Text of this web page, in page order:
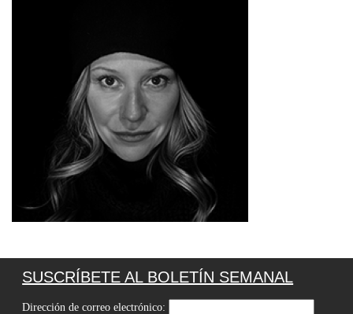
SUSCRÍBETE AL BOLETÍN SEMANAL
Dirección de correo electrónico: